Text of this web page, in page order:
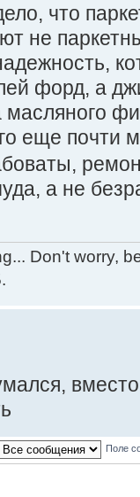
что
не
форд, а
масляного
еще почти
а не
Don't worry,
Поле